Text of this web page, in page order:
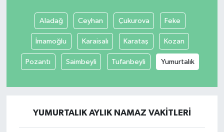
Aladağ Ceyhan Çukurova Feke
İmamoğlu Karaisalı Karataş Kozan
Pozantı Saimbeyli Tufanbeyli Yumurtalık
YUMURTALIK AYLIK NAMAZ VAKITLERI